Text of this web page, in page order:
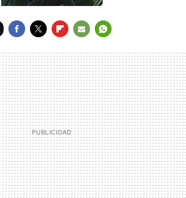
MAIL